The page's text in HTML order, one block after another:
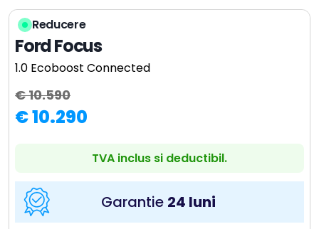
Reducere
Ford Focus
1.0 Ecoboost Connected
€ 10.590
€ 10.290
TVA inclus si deductibil.
Garantie 24 luni